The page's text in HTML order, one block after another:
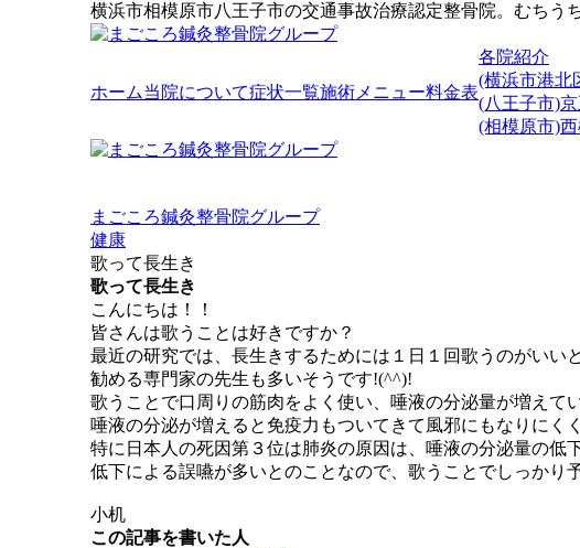
横浜市相模原市八王子市の交通事故治療認定整骨院。むちう
ホーム当院について症状一覧施術メニュー料金表
各院紹介
(横浜市港北
(八王子市)
(相模原市)
まごころ鍼灸整骨院グループ
健康
歌って長生き
歌って長生き
こんにちは！！
皆さんは歌うことは好きですか？
最近の研究では、長生きするためには１日１回歌うのがいいと
勧める専門家の先生も多いそうです!(^^)!
歌うことで口周りの筋肉をよく使い、唾液の分泌量が増えて
唾液の分泌が増えると免疫力もついてきて風邪にもなりにく
特に日本人の死因第３位は肺炎の原因は、唾液の分泌量の低
低下による誤嚥が多いとのことなので、歌うことでしっかり
小机
この記事を書いた人